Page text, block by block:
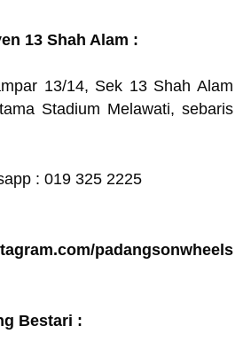
13 Shah Alam :
13/14, Sek 13 Shah Alam
Stadium Melawati, sebaris
: 019 325 2225
padangsonwheels
Bestari :